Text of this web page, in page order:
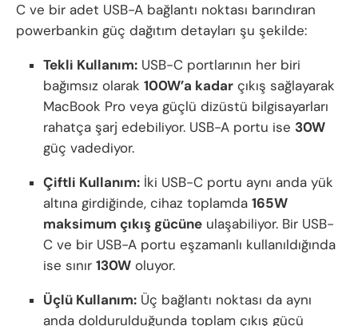
C ve bir adet USB-A bağlantı noktası barındıran
powerbankin güç dağıtım detayları şu şekilde:
Tekli Kullanım: USB-C portlarının her biri
bağımsız olarak100W’a kadar çıkış sağlayarak
MacBook Pro veya güçlü dizüstü bilgisayarları
rahatça şarj edebiliyor. USB-A portu ise 30W
güç vadediyor.
Çiftli Kullanım: İki USB-C portu aynı anda yük
altına girdiğinde, cihaz toplamda165W
maksimum çıkış gücüne ulaşabiliyor. Bir USB-
C ve bir USB-A portu eşzamanlı kullanıldığında
ise sınır130W oluyor.
Üçlü Kullanım: Üç bağlantı noktası da aynı
anda doldurulduğunda toplam çıkış gücü